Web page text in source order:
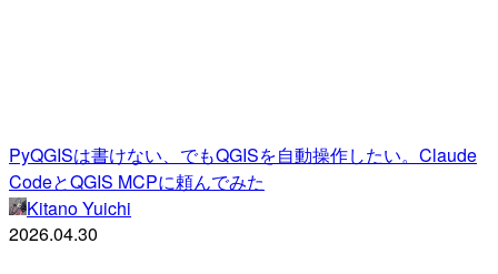
PyQGISは書けない、でもQGISを自動操作したい。Claude
CodeとQGIS MCPに頼んでみた
Kitano Yuichi
2026.04.30